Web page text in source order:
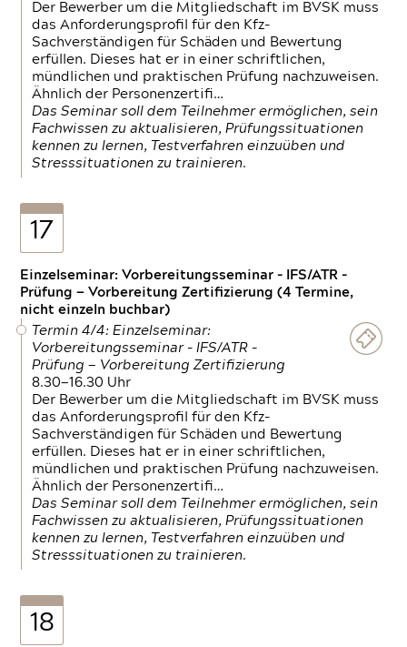
Der Bewerber um die Mitgliedschaft im BVSK muss
das Anforderungsprofil für den Kfz-
Sachverständigen für Schäden und Bewertung
erfüllen. Dieses hat er in einer schriftlichen,
mündlichen und praktischen Prüfung nachzuweisen.
Ähnlich der Personenzertifi…
Das Seminar soll dem Teilnehmer ermöglichen, sein
Fachwissen zu aktualisieren, Prüfungssituationen
kennen zu lernen, Testverfahren einzuüben und
Stresssituationen zu trainieren.
17
Einzelseminar: Vorbereitungsseminar - IFS/ATR -
Prüfung — Vorbereitung Zertifizierung (4 Termine,
nicht einzeln buchbar)
Termin 4/4: Einzelseminar:
Vorbereitungsseminar - IFS/ATR -
Prüfung — Vorbereitung Zertifizierung
8.30—16.30 Uhr
Der Bewerber um die Mitgliedschaft im BVSK muss
das Anforderungsprofil für den Kfz-
Sachverständigen für Schäden und Bewertung
erfüllen. Dieses hat er in einer schriftlichen,
mündlichen und praktischen Prüfung nachzuweisen.
Ähnlich der Personenzertifi…
Das Seminar soll dem Teilnehmer ermöglichen, sein
Fachwissen zu aktualisieren, Prüfungssituationen
kennen zu lernen, Testverfahren einzuüben und
Stresssituationen zu trainieren.
18